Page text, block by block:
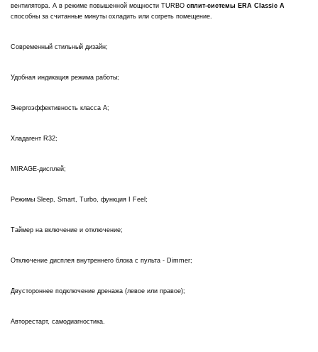
вентилятора. А в режиме повышенной мощности TURBO сплит-системы ERA Classic A
способны за считанные минуты охладить или согреть помещение.
Современный стильный дизайн;
Удобная индикация режима работы;
Энергоэффективность класса А;
Хладагент R32;
MIRAGE-дисплей;
Режимы Sleep, Smart, Turbo, функция I Feel;
Таймер на включение и отключение;
Отключение дисплея внутреннего блока с пульта - Dimmer;
Двустороннее подключение дренажа (левое или правое);
Авторестарт, самодиагностика.